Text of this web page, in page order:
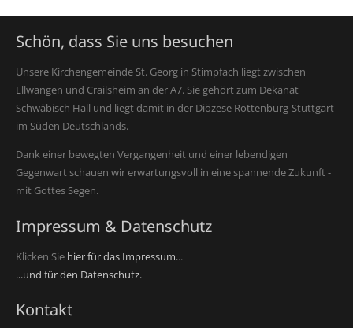
Schön, dass Sie uns besuchen
Unsere Kirchengemeinde St. Georg in Stimpfach liegt zwischen
Ellwangen und Crailsheim an der A7. Sie gehört zum Dekanat
Schwäbisch Hall und liegt damit in der Diözese Rottenburg-Stuttgart
im Süden Deutschlands.
Dank einer bewegten Vergangenheit und einer lebendigen
Gegenwart schauen wir erwartungsvoll in eine spannende Zukunft -
mit Gottes Segen.
Impressum & Datenschutz
Klicken Sie hier für das Impressum...
...und für den Datenschutz.
Kontakt